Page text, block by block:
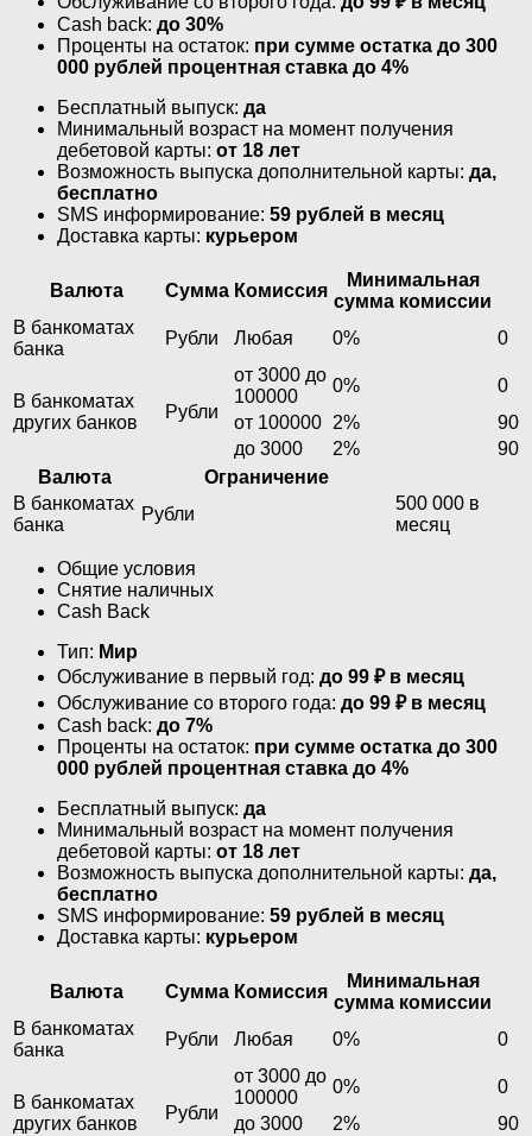
Cash back: до 30%
Проценты на остаток: при сумме остатка до 300
000 рублей процентная ставка до 4%
Бесплатный выпуск: да
Минимальный возраст на момент получения
дебетовой карты: от 18 лет
Возможность выпуска дополнительной карты: да,
бесплатно
SMS информирование: 59 рублей в месяц
Доставка карты: курьером
Валюта Сумма Комиссия
Минимальная
сумма комиссии
В банкоматах
банка
Рубли Любая 0% 0
В банкоматах
других банков
Рубли
от 3000 до
100000
0%
0
от 100000 2%
90
до 3000
2%
90
Валюта
Ограничение
В банкоматах
банка
Рубли
500 000 в
месяц
Общие условия
Снятие наличных
Cash Back
Тип: Мир
Обслуживание в первый год: до 99 ₽ в месяц
Обслуживание со второго года: до 99 ₽ в месяц
Cash back: до 7%
Проценты на остаток: при сумме остатка до 300
000 рублей процентная ставка до 4%
Бесплатный выпуск: да
Минимальный возраст на момент получения
дебетовой карты: от 18 лет
Возможность выпуска дополнительной карты: да,
бесплатно
SMS информирование: 59 рублей в месяц
Доставка карты: курьером
Валюта Сумма Комиссия
Минимальная
сумма комиссии
В банкоматах
банка
Рубли Любая 0% 0
В банкоматах
других банков
Рубли
от 3000 до
100000
0%
0
до 3000
2%
90